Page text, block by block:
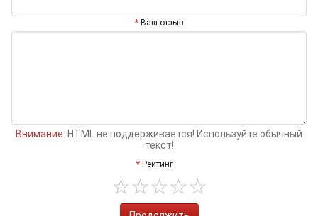
Ваш отзыв
Внимание: HTML не поддерживается! Используйте обычный
текст!
Рейтинг